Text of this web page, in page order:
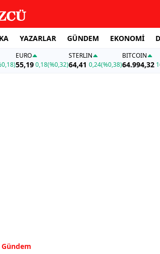
YAZARLAR GÜNDEM EKONOMİ
EURO
55,19 0,18(%0,32)
STERLIN
64,41 0,24(%0,38)
BITCOIN
64.994,32
Gündem